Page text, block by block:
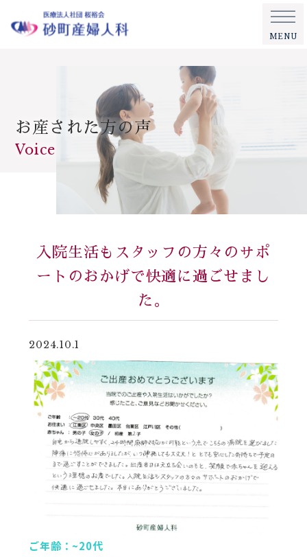
MENU
お産された方の声
Voice
入院生活もスタッフの方々のサポ
ートのおかげで快適に過ごせまし
た。
2024.10.1
ご年齢：~20代